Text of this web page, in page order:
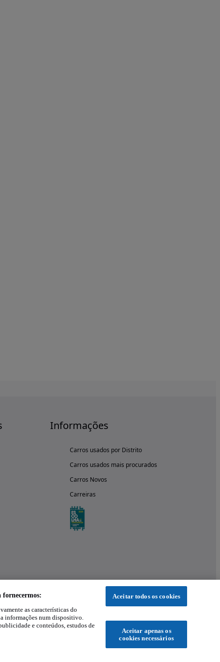
Informações
Carros usados por Distrito
Carros usados mais procurados
Carros Novos
Carreiras
fornecermos:
as características do
informações num dispositivo.
e conteúdos, estudos de
Aceitar todos os cookies
Aceitar apenas os
cookies necessários